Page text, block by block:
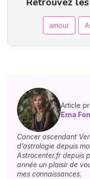
amour
Article
Ema
Cancer ascendant
d’astrologie depuis
Astrocenter.fr depuis
année un plaisir de
mes connaissances.